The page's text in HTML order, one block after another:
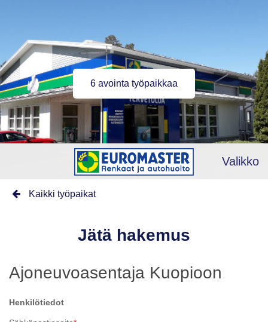
6 avointa työpaikkaa
Valikko
Kaikki työpaikat
Jätä hakemus